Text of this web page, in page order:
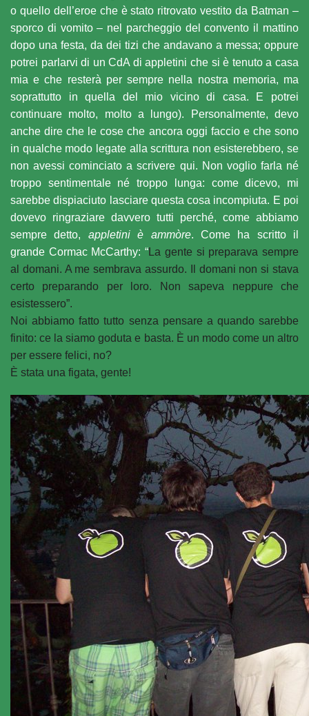
o quello dell’eroe che è stato ritrovato vestito da Batman –
sporco di vomito – nel parcheggio del convento il mattino
dopo una festa, da dei tizi che andavano a messa; oppure
potrei parlarvi di un CdA di appletini che si è tenuto a casa
mia e che resterà per sempre nella nostra memoria, ma
soprattutto in quella del mio vicino di casa. E potrei
continuare molto, molto a lungo). Personalmente, devo
anche dire che le cose che ancora oggi faccio e che sono
in qualche modo legate alla scrittura non esisterebbero, se
non avessi cominciato a scrivere qui. Non voglio farla né
troppo sentimentale né troppo lunga: come dicevo, mi
sarebbe dispiaciuto lasciare questa cosa incompiuta. E poi
dovevo ringraziare davvero tutti perché, come abbiamo
sempre detto, appletini è ammòre. Come ha scritto il
grande Cormac McCarthy: “La gente si preparava sempre
al domani. A me sembrava assurdo. Il domani non si stava
certo preparando per loro. Non sapeva neppure che
esistessero”.
Noi abbiamo fatto tutto senza pensare a quando sarebbe
finito: ce la siamo goduta e basta. È un modo come un altro
per essere felici, no?
È stata una figata, gente!